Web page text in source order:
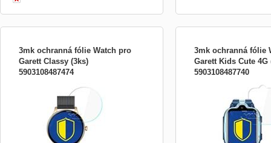
3mk ochranná fólie Watch pro
Garett Classy (3ks)
5903108487474
3mk ochranná fólie
Garett Kids Cute 4G
5903108487740